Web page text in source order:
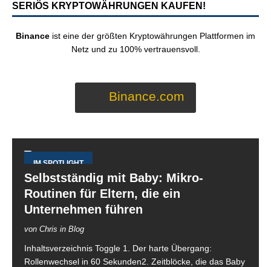
SERIÖS KRYPTOWÄHRUNGEN KAUFEN!
Binance ist eine der größten Kryptowährungen Plattformen im
Netz und zu 100% vertrauensvoll.
Binance.com
IM SPOTLIGHT
Selbstständig mit Baby: Mikro-
Routinen für Eltern, die ein
Unternehmen führen
von Chris in Blog
Inhaltsverzeichnis Toggle 1. Der harte Übergang:
Rollenwechsel in 60 Sekunden2. Zeitblöcke, die das Baby